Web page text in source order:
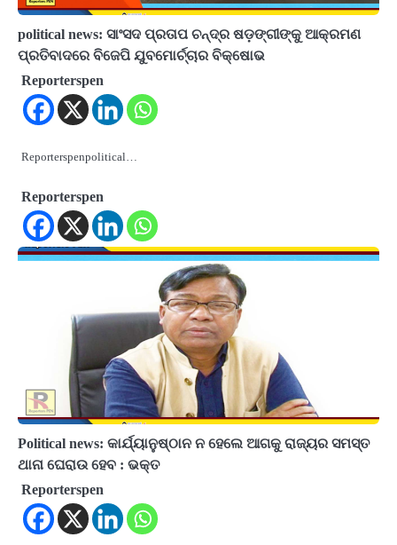
political news: ସାଂସଦ ପ୍ରତାପ ଚନ୍ଦ୍ର ଷଡ଼ଙ୍ଗୀଙ୍କୁ ଆକ୍ରମଣ
ପ୍ରତିବାଦରେ ବିଜେପି ଯୁବମୋର୍ଚ୍ଚାର ବିକ୍ଷୋଭ
Reporterspen
Reporterspenpolitical…
Reporterspen
Political news: କାର୍ଯ୍ୟାନୁଷ୍ଠାନ ନ ହେଲେ ଆଗକୁ ରାଜ୍ୟର ସମସ୍ତ
ଥାନା ଘେରାଉ ହେବ : ଭକ୍ତ
Reporterspen